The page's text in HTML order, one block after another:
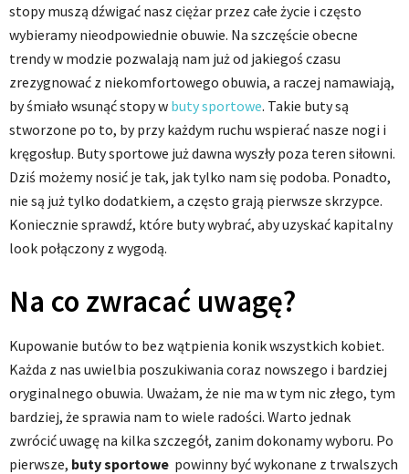
stopy muszą dźwigać nasz ciężar przez całe życie i często
wybieramy nieodpowiednie obuwie. Na szczęście obecne
trendy w modzie pozwalają nam już od jakiegoś czasu
zrezygnować z niekomfortowego obuwia, a raczej namawiają,
by śmiało wsunąć stopy w buty sportowe. Takie buty są
stworzone po to, by przy każdym ruchu wspierać nasze nogi i
kręgosłup. Buty sportowe już dawna wyszły poza teren siłowni.
Dziś możemy nosić je tak, jak tylko nam się podoba. Ponadto,
nie są już tylko dodatkiem, a często grają pierwsze skrzypce.
Koniecznie sprawdź, które buty wybrać, aby uzyskać kapitalny
look połączony z wygodą.
Na co zwracać uwagę?
Kupowanie butów to bez wątpienia konik wszystkich kobiet.
Każda z nas uwielbia poszukiwania coraz nowszego i bardziej
oryginalnego obuwia. Uważam, że nie ma w tym nic złego, tym
bardziej, że sprawia nam to wiele radości. Warto jednak
zwrócić uwagę na kilka szczegół, zanim dokonamy wyboru. Po
pierwsze, buty sportowe powinny być wykonane z trwalszych